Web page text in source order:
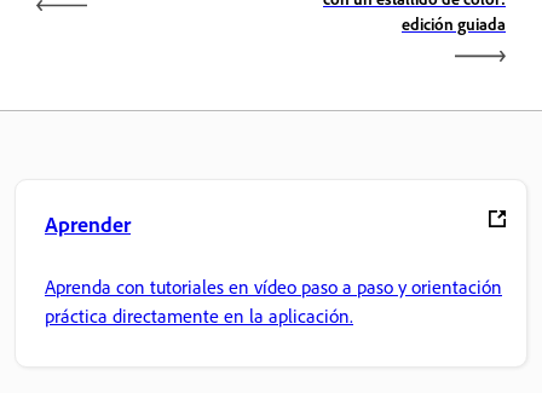
edición guiada
Aprender
Aprenda con tutoriales en vídeo paso a paso y orientación
práctica directamente en la aplicación.